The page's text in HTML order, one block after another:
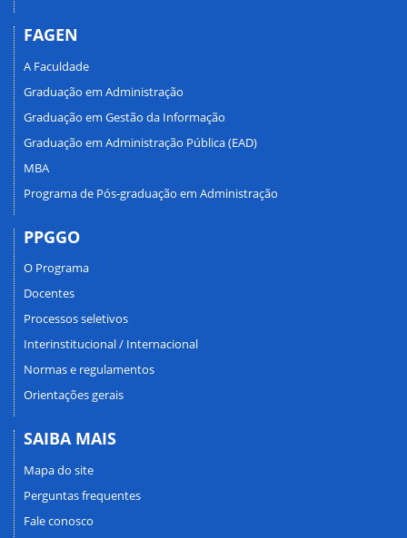
FAGEN
A Faculdade
Graduação em Administração
Graduação em Gestão da Informação
Graduação em Administração Pública (EAD)
MBA
Programa de Pós-graduação em Administração
PPGGO
O Programa
Docentes
Processos seletivos
Interinstitucional / Internacional
Normas e regulamentos
Orientações gerais
SAIBA MAIS
Mapa do site
Perguntas frequentes
Fale conosco